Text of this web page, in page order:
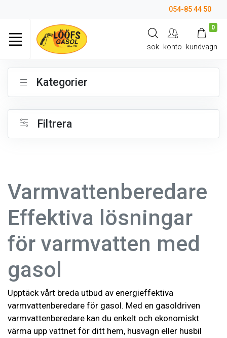
054-85 44 50
sök konto
0
kundvagn
Kategorier
Filtrera
Varmvattenberedare
Effektiva lösningar
för varmvatten med
gasol
Upptäck vårt breda utbud av energieffektiva
varmvattenberedare för gasol. Med en gasoldriven
varmvattenberedare kan du enkelt och ekonomiskt
värma upp vattnet för ditt hem, husvagn eller husbil